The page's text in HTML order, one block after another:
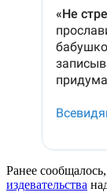
Ранее
издевательства